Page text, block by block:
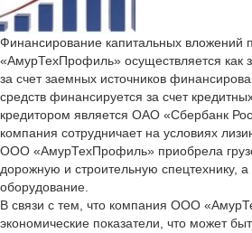
Финансирование капитальных
«АмурТехПрофиль» осуществляется как
за счет заемных источников
средств финансируется за счет
кредитором является ОАО «Сбербанк
компания сотрудничает на условиях
ООО «АмурТехПрофиль» приобрела
дорожную и строительную спецтехнику,
оборудование.
В связи с тем, что компания ООО
экономические показатели, что может